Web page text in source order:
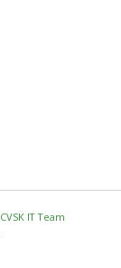
CVSK IT Team